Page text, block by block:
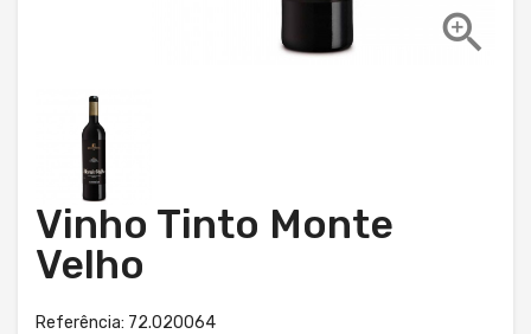

Vinho Tinto Monte
Velho
Referência: 72.020064